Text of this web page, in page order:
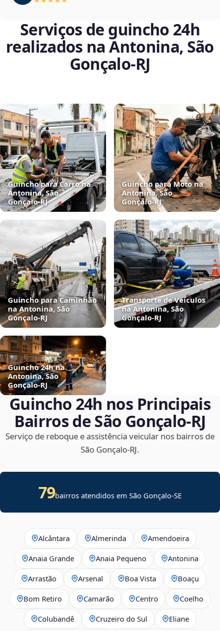
Serviços de guincho 24h
realizados na Antonina, São
Gonçalo‑RJ
Guincho para Carro na
Antonina, São
Gonçalo‑RJ
Guincho para Moto na
Antonina, São
Gonçalo‑RJ
Guincho para Caminhão
na Antonina, São
Gonçalo‑RJ
Transporte de Veículos
na Antonina, São
Gonçalo‑RJ
Guincho 24h na
Antonina, São
Gonçalo‑RJ
Guincho 24h nos Principais
Bairros de São Gonçalo‑RJ
Serviço de reboque e assistência veicular nos bairros de
São Gonçalo‑RJ.
79bairros atendidos emSão Gonçalo-SE
Alcântara Almerinda Amendoeira
Anaia Grande Anaia Pequeno Antonina
Arrastão Arsenal Boa Vista Boaçu
Bom Retiro Camarão Centro Coelho
Colubandê Cruzeiro do Sul Eliane